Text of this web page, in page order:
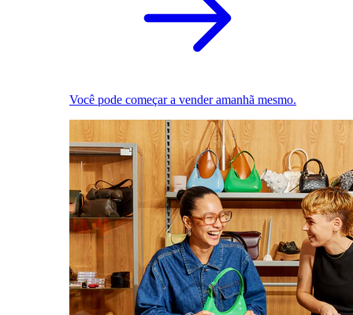
Você pode começar a vender amanhã mesmo.